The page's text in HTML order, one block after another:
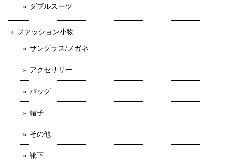
ダブルスーツ
ファッション小物
サングラス/メガネ
アクセサリー
バッグ
帽子
その他
靴下